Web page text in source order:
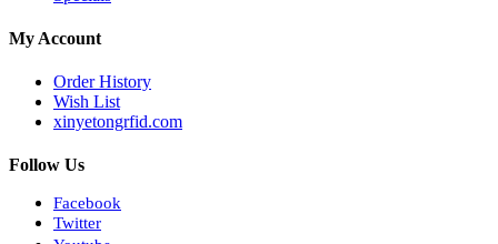
My Account
Order History
Wish List
xinyetongrfid.com
Follow Us
Facebook
Twitter